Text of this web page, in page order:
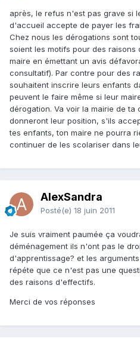
après, le refus n'est pas grave si
d'accueil accepte de payer les
Chez nous les dérogations sont
soient les motifs pour des raisons
maire en émettant un avis
consultatif). Par contre pour des
souhaitent inscrire leurs enfants
peuvent le faire même si leur
dérogation. Va voir la mairie de ta
donneront leur position, s'ils
tes enfants, ton maire ne pourra
continuer de les scolariser dans
AlexSandra
Posté(e) 18 juin 2011
Je suis vraiment paumée ça
déménagement ils n'ont pas le
d'apprentissage? et les
répéte que ce n'est pas une
des raisons d'effectifs.
Merci de vos réponses